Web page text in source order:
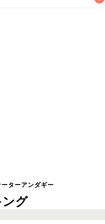
。なるべくお早めにお召
ターアンダギー
ング